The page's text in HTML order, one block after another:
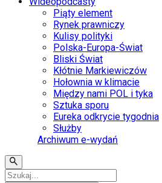
Piąty element
Rynek prawniczy
Kulisy polityki
Polska-Europa-Świat
Bliski Świat
Kłótnie Markiewiczów
Hołownia w klimacie
Między nami POL i tyka
Sztuka sporu
Eureka odkrycie tygodnia
Służby
Archiwum e-wydań